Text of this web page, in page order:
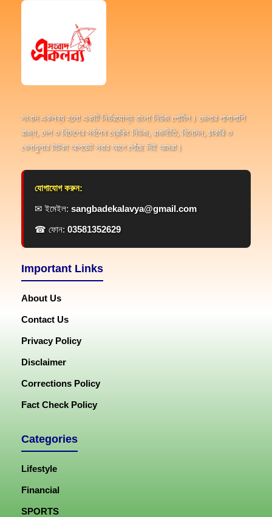
সংবাদ একলব্য হলো একটি নির্ভরযোগ্য বাংলা নিউজ পোর্টাল। জেলার পাশাপাশি
রাজ্য, দেশ ও বিদেশের সর্বশেষ ব্রেকিং নিউজ, রাজনীতি, বিনোদন, চাকরি ও
খেলাধুলার টাটকা আপডেট সবার আগে পৌঁছে দিই আমরা।
যোগাযোগ করুন:
✉ ইমেইল: sangbadekalavya@gmail.com
☎ ফোন: 03581352629
Important Links
About Us
Contact Us
Privacy Policy
Disclaimer
Corrections Policy
Fact Check Policy
Categories
Lifestyle
Financial
SPORTS